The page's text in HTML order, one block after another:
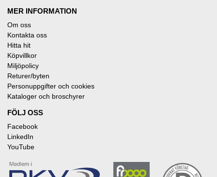
MER INFORMATION
Om oss
Kontakta oss
Hitta hit
Köpvillkor
Miljöpolicy
Returer/byten
Personuppgifter och cookies
Kataloger och broschyrer
FÖLJ OSS
Facebook
LinkedIn
YouTube